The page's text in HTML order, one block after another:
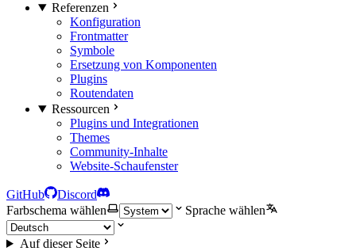
Referenzen
Konfiguration
Frontmatter
Symbole
Ersetzung von Komponenten
Plugins
Routendaten
Ressourcen
Plugins und Integrationen
Themes
Community-Inhalte
Website-Schaufenster
GitHub
Discord
Farbschema wählen
Sprache wählen
Auf dieser Seite